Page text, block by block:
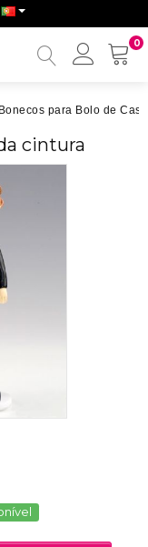
0
Minha
Bonecos para Bolo de
cintura